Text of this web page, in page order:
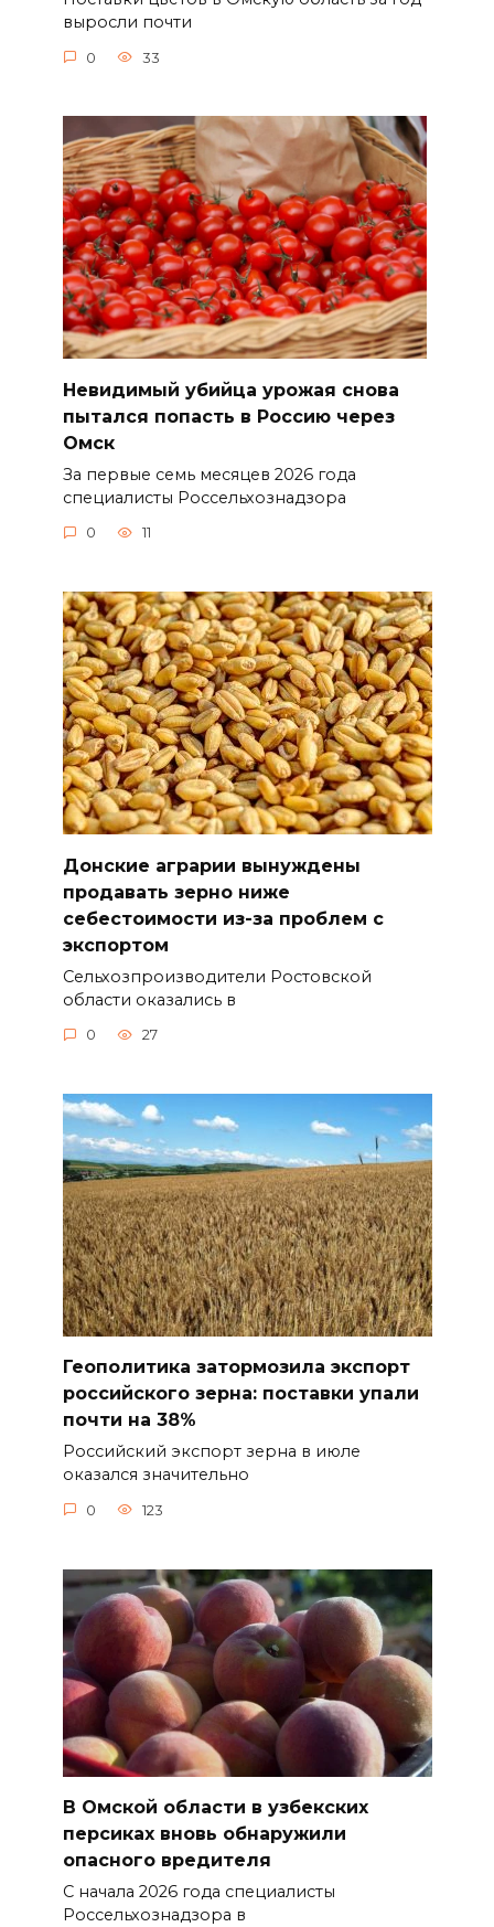
выросли почти
0 33
Невидимый убийца урожая снова
пытался попасть в Россию через
Омск
За первые семь месяцев 2026 года
специалисты Россельхознадзора
0 11
Донские аграрии вынуждены
продавать зерно ниже
себестоимости из-за проблем с
экспортом
Сельхозпроизводители Ростовской
области оказались в
0 27
Геополитика затормозила экспорт
российского зерна: поставки упали
почти на 38%
Российский экспорт зерна в июле
оказался значительно
0 123
В Омской области в узбекских
персиках вновь обнаружили
опасного вредителя
С начала 2026 года специалисты
Россельхознадзора в